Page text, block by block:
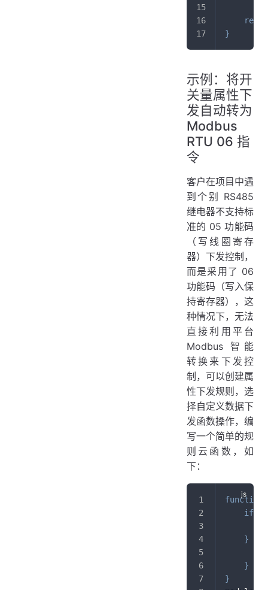
}
示例：将开
关量属性下
发自动转为
Modbus
RTU 06 指
令
客户在项目中遇
到个别 RS485
继电器不支持标
准的 05 功能码
（写线圈寄存
器）下发控制，
而是采用了 06
功能码（写入保
持寄存器），这
种情况下，无法
直接利用平台
Modbus 智能
转换来下发控
制，可以创建属
性下发规则，选
择自定义数据下
发函数操作，编
写一个简单的规
则云函数，如
下：
function
if
}
}
}